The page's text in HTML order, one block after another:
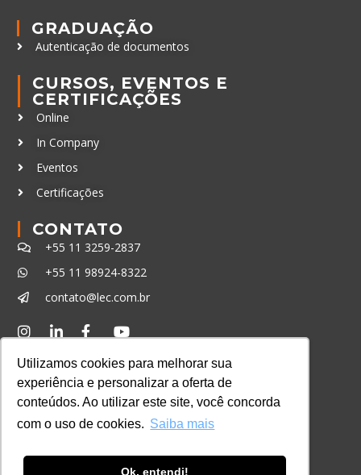
Utilizamos cookies para melhorar sua
experiência e personalizar a oferta de
conteúdos. Ao utilizar este site, você concorda
com o uso de cookies. Saiba mais
Ok, entendi!
GRADUAÇÃO
Autenticação de documentos
CURSOS, EVENTOS E
CERTIFICAÇÕES
Online
In Company
Eventos
Certificações
CONTATO
+55 11 3259-2837
+55 11 98924-8322
contato@lec.com.br
Consulte aqui o cadastro da Instituição no
Sistema e-MEC